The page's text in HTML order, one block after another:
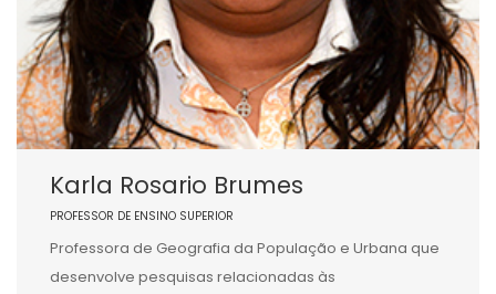
Karla Rosario Brumes
PROFESSOR DE ENSINO SUPERIOR
Professora de Geografia da População e Urbana que
desenvolve pesquisas relacionadas às